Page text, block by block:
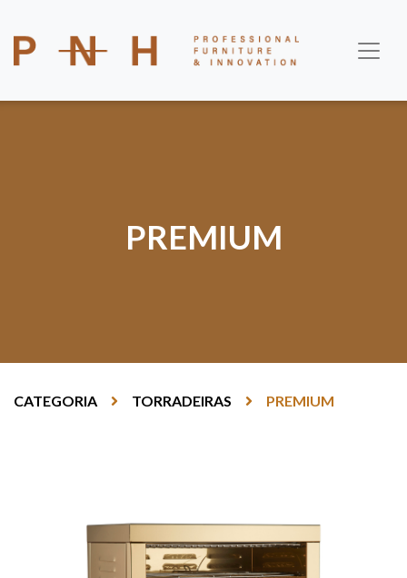
PREMIUM
CATEGORIA TORRADEIRAS PREMIUM